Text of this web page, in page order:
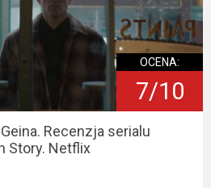
OCENA:
7/10
Recenzja serialu
Story. Netflix